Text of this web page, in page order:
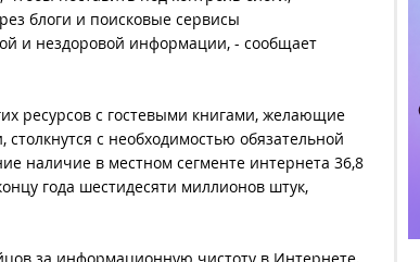
блоги и поисковые сервисы
и нездоровой информации, - сообщает
ресурсов с гостевыми книгами, желающие
с необходимостью обязательной
наличие в местном сегменте интернета 36,8
года шестидесяти миллионов штук,
за информационную чистоту в Интернете.